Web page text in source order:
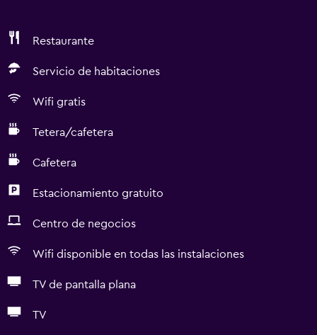
Restaurante
Servicio de habitaciones
Wifi gratis
Tetera/cafetera
Cafetera
Estacionamiento gratuito
Centro de negocios
Wifi disponible en todas las instalaciones
TV de pantalla plana
TV